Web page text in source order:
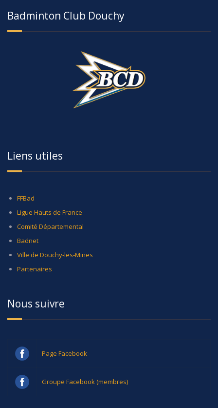
Badminton Club Douchy
Liens utiles
FFBad
Ligue Hauts de France
Comité Départemental
Badnet
Ville de Douchy-les-Mines
Partenaires
Nous suivre
Page Facebook
Groupe Facebook (membres)